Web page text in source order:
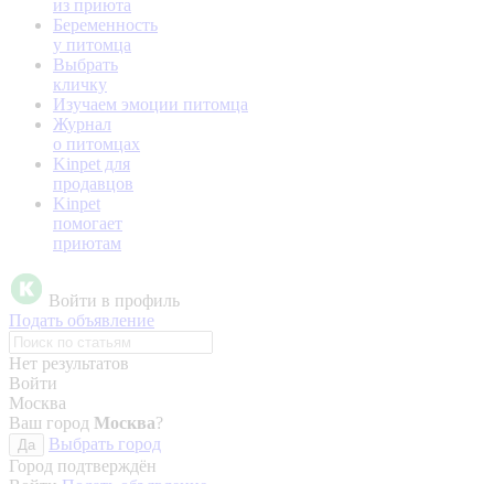
из приюта
Беременность
у питомца
Выбрать
кличку
Изучаем эмоции питомца
Журнал
о питомцах
Kinpet для
продавцов
Kinpet
помогает
приютам
Войти в профиль
Подать объявление
Нет результатов
Войти
Москва
Ваш город Москва?
Да
Выбрать город
Город подтверждён